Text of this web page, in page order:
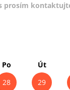
Po
Út
28 29